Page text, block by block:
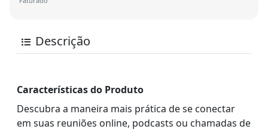
Descrição
Características do Produto
Descubra a maneira mais prática de se conectar
em suas reuniões online, podcasts ou chamadas de